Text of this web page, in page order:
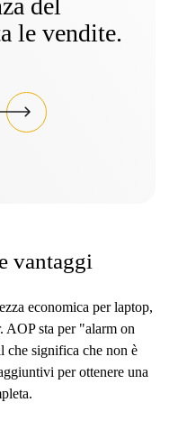
del
le vendite.
vantaggi
economica per laptop,
AOP sta per "alarm on
che significa che non è
per ottenere una